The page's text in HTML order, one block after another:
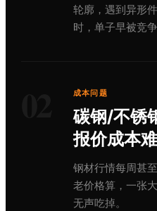
轮廓，遇到异形
时，单子早被竞
成本问题
碳钢/不锈
报价成本
钢材行情每周甚
老价格算，一张
无声吃掉。